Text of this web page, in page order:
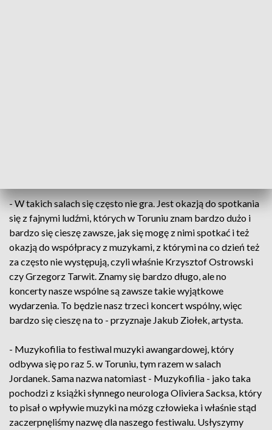
- W takich salach się często nie gra. Jest okazją do spotkania
się z fajnymi ludźmi, których w Toruniu znam bardzo dużo i
bardzo się cieszę zawsze, jak się mogę z nimi spotkać i też
okazją do współpracy z muzykami, z którymi na co dzień też
za często nie występują, czyli właśnie Krzysztof Ostrowski
czy Grzegorz Tarwit. Znamy się bardzo długo, ale no
koncerty nasze wspólne są zawsze takie wyjątkowe
wydarzenia. To będzie nasz trzeci koncert wspólny, więc
bardzo się cieszę na to - przyznaje Jakub Ziołek, artysta.
- Muzykofilia to festiwal muzyki awangardowej, który
odbywa się po raz 5. w Toruniu, tym razem w salach
Jordanek. Sama nazwa natomiast - Muzykofilia - jako taka
pochodzi z książki słynnego neurologa Oliviera Sacksa, który
to pisał o wpływie muzyki na mózg człowieka i właśnie stąd
zaczerpnęliśmy nazwę dla naszego festiwalu. Usłyszymy